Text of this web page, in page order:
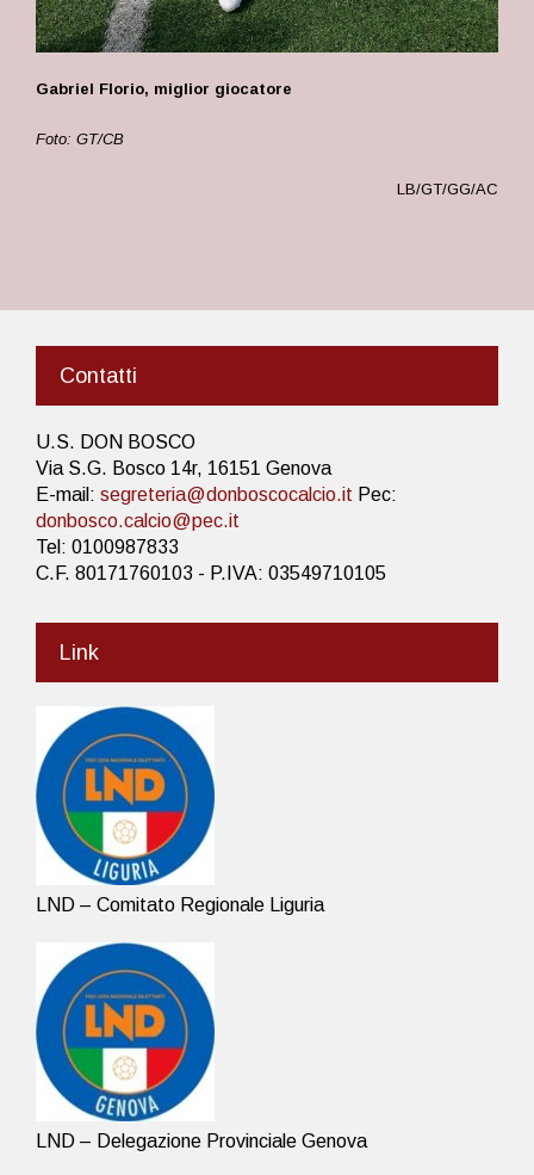
Gabriel Florio, miglior giocatore
Foto: GT/CB
LB/GT/GG/AC
Contatti
U.S. DON BOSCO
Via S.G. Bosco 14r, 16151 Genova
E-mail: segreteria@donboscocalcio.it Pec:
donbosco.calcio@pec.it
Tel: 0100987833
C.F. 80171760103 - P.IVA: 03549710105
Link
LND – Comitato Regionale Liguria
LND – Delegazione Provinciale Genova